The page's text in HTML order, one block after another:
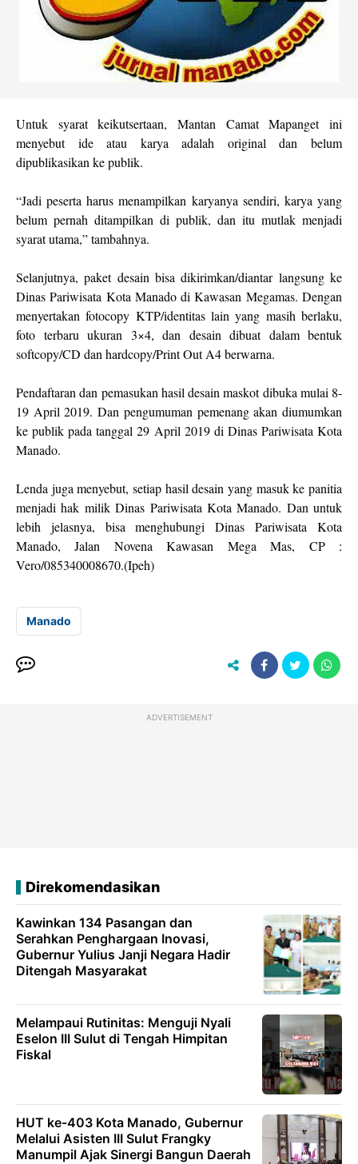
Untuk syarat keikutsertaan, Mantan Camat Mapanget ini
menyebut ide atau karya adalah original dan belum
dipublikasikan ke publik.
“Jadi peserta harus menampilkan karyanya sendiri, karya yang
belum pernah ditampilkan di publik, dan itu mutlak menjadi
syarat utama,” tambahnya.
Selanjutnya, paket desain bisa dikirimkan/diantar langsung ke
Dinas Pariwisata Kota Manado di Kawasan Megamas. Dengan
menyertakan fotocopy KTP/identitas lain yang masih berlaku,
foto terbaru ukuran 3×4, dan desain dibuat dalam bentuk
softcopy/CD dan hardcopy/Print Out A4 berwarna.
Pendaftaran dan pemasukan hasil desain maskot dibuka mulai 8-
19 April 2019. Dan pengumuman pemenang akan diumumkan
ke publik pada tanggal 29 April 2019 di Dinas Pariwisata Kota
Manado.
Lenda juga menyebut, setiap hasil desain yang masuk ke panitia
menjadi hak milik Dinas Pariwisata Kota Manado. Dan untuk
lebih jelasnya, bisa menghubungi Dinas Pariwisata Kota
Manado, Jalan Novena Kawasan Mega Mas, CP :
Vero/085340008670.(Ipeh)
Manado
ADVERTISEMENT
Direkomendasikan
Kawinkan 134 Pasangan dan
Serahkan Penghargaan Inovasi,
Gubernur Yulius Janji Negara Hadir
Ditengah Masyarakat
Melampaui Rutinitas: Menguji Nyali
Eselon III Sulut di Tengah Himpitan
Fiskal
HUT ke-403 Kota Manado, Gubernur
Melalui Asisten III Sulut Frangky
Manumpil Ajak Sinergi Bangun Daerah